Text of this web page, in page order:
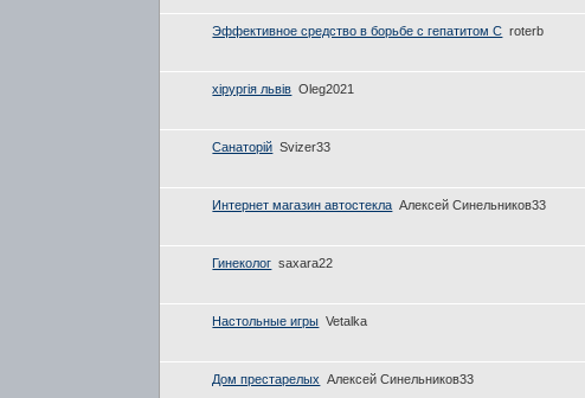
Эффективное средство в борьбе с гепатитом С roterb
хірургія львів Oleg2021
Санаторій Svizer33
Интернет магазин автостекла Алексей Синельников33
Гинеколог saxara22
Настольные игры Vetalka
Дом престарелых
Алексей Синельников33